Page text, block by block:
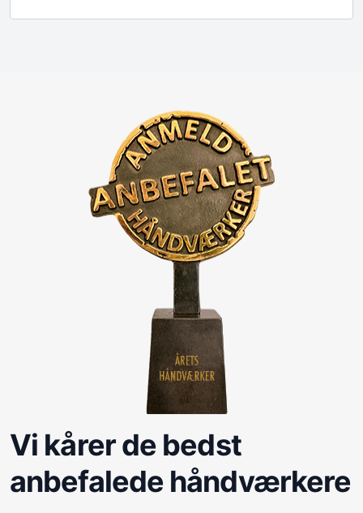
Vi kårer de bedst
anbefalede håndværkere